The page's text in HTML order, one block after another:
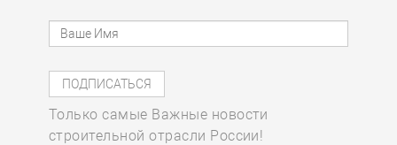
Только самые Важные новости
строительной отрасли России!